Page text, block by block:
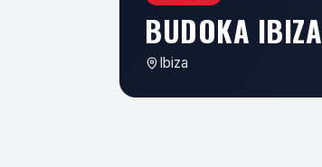
BUDOKA IBIZA
Ibiza